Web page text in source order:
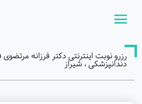
رزرو نوبت اینترنتی دکتر فرزانه
دندانپزشکی ، شیراز